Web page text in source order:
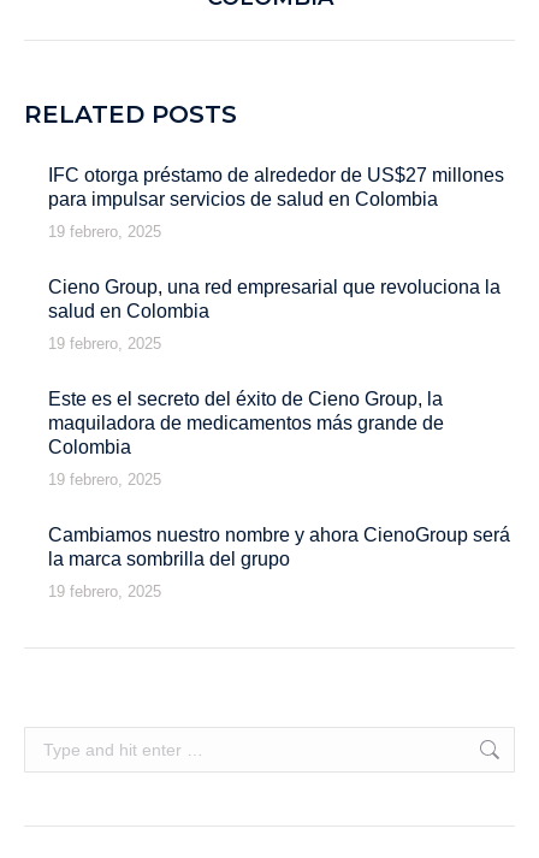
RELATED POSTS
IFC otorga préstamo de alrededor de US$27 millones
para impulsar servicios de salud en Colombia
19 febrero, 2025
Cieno Group, una red empresarial que revoluciona la
salud en Colombia
19 febrero, 2025
Este es el secreto del éxito de Cieno Group, la
maquiladora de medicamentos más grande de
Colombia
19 febrero, 2025
Cambiamos nuestro nombre y ahora CienoGroup será
la marca sombrilla del grupo
19 febrero, 2025